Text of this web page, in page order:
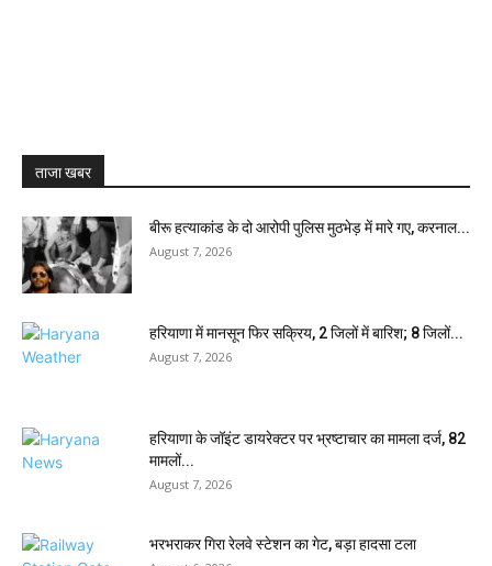
ताजा खबर
बीरू हत्याकांड के दो आरोपी पुलिस मुठभेड़ में मारे गए, करनाल...
August 7, 2026
हरियाणा में मानसून फिर सक्रिय, 2 जिलों में बारिश; 8 जिलों...
August 7, 2026
हरियाणा के जॉइंट डायरेक्टर पर भ्रष्टाचार का मामला दर्ज, 82
मामलों...
August 7, 2026
भरभराकर गिरा रेलवे स्टेशन का गेट, बड़ा हादसा टला